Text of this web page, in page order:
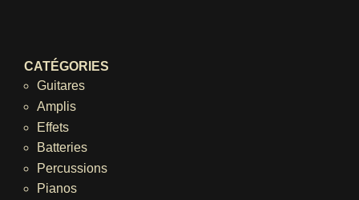
CATÉGORIES
Guitares
Amplis
Effets
Batteries
Percussions
Pianos